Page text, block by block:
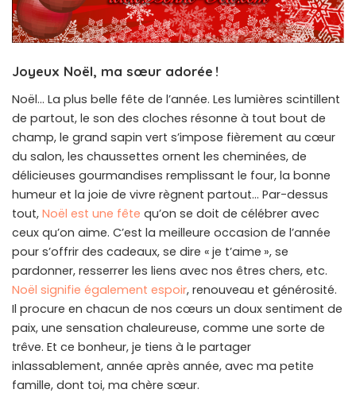
Joyeux Noël, ma sœur adorée !
Noël… La plus belle fête de l’année. Les lumières scintillent
de partout, le son des cloches résonne à tout bout de
champ, le grand sapin vert s’impose fièrement au cœur
du salon, les chaussettes ornent les cheminées, de
délicieuses gourmandises remplissant le four, la bonne
humeur et la joie de vivre règnent partout… Par-dessus
tout, Noël est une fête qu’on se doit de célébrer avec
ceux qu’on aime. C’est la meilleure occasion de l’année
pour s’offrir des cadeaux, se dire « je t’aime », se
pardonner, resserrer les liens avec nos êtres chers, etc.
Noël signifie également espoir, renouveau et générosité.
Il procure en chacun de nos cœurs un doux sentiment de
paix, une sensation chaleureuse, comme une sorte de
trêve. Et ce bonheur, je tiens à le partager
inlassablement, année après année, avec ma petite
famille, dont toi, ma chère sœur.